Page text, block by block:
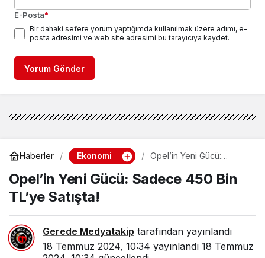
E-Posta*
Bir dahaki sefere yorum yaptığımda kullanılmak üzere adımı, e-
posta adresimi ve web site adresimi bu tarayıcıya kaydet.
Yorum Gönder
Haberler Ekonomi
Opel’in Yeni Gücü:
Satışta!
Opel’in Yeni Gücü: Sadece 450 Bin
TL’ye Satışta!
Gerede Medyatakip tarafından yayınlandı
18 Temmuz 2024, 10:34 yayınlandı 18 Temmuz